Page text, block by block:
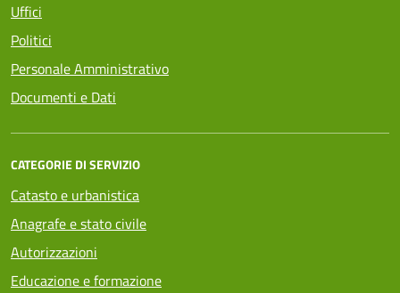
Uffici
Politici
Personale Amministrativo
Documenti e Dati
CATEGORIE DI SERVIZIO
Catasto e urbanistica
Anagrafe e stato civile
Autorizzazioni
Educazione e formazione